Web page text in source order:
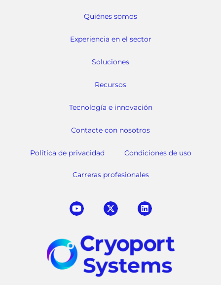
Quiénes somos
Experiencia en el sector
Soluciones
Recursos
Tecnología e innovación
Contacte con nosotros
Política de privacidad Condiciones de uso
Carreras profesionales